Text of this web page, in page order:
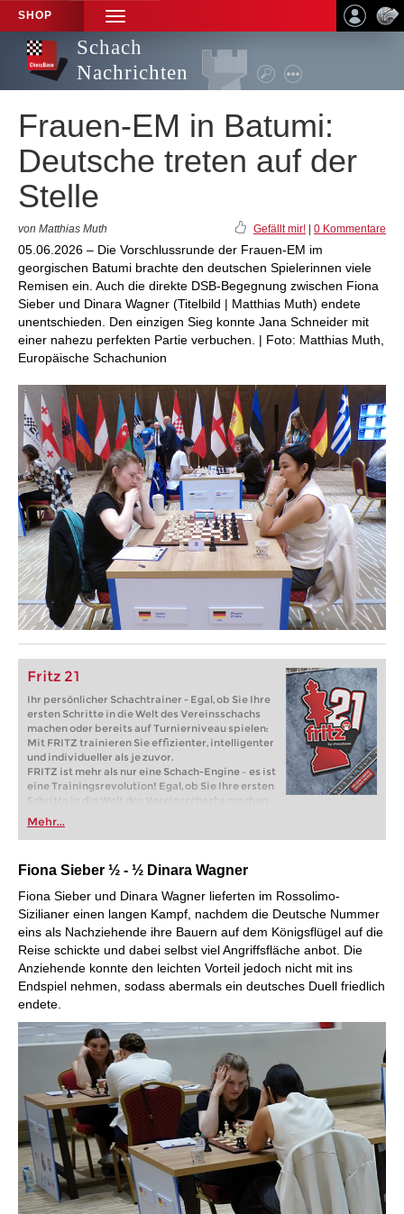
SHOP
TOGGLE
NAVIGATION
Schach
Nachrichten
Frauen-EM in Batumi:
Deutsche treten auf der
Stelle
von Matthias Muth Gefällt mir! 0 Kommentare
05.06.2026 – Die Vorschlussrunde der Frauen-EM im
georgischen Batumi brachte den deutschen Spielerinnen viele
Remisen ein. Auch die direkte DSB-Begegnung zwischen Fiona
Sieber und Dinara Wagner (Titelbild | Matthias Muth) endete
unentschieden. Den einzigen Sieg konnte Jana Schneider mit
einer nahezu perfekten Partie verbuchen. | Foto: Matthias Muth,
Europäische Schachunion
Fritz 21
Ihr persönlicher Schachtrainer - Egal, ob Sie Ihre
ersten Schritte in die Welt des Vereinsschachs
machen oder bereits auf Turnierniveau spielen:
Mit FRITZ trainieren Sie effizienter, intelligenter
und individueller als je zuvor.
FRITZ ist mehr als nur eine Schach-Engine – es ist
eine Trainingsrevolution! Egal, ob Sie Ihre ersten
Schritte in die Welt des Vereinsschachs machen
oder bereits auf Turnierniveau spielen: Mit
FRITZ trainieren Sie effizienter, intelligenter und
individueller als je zuvor.
Mehr...
Fiona Sieber ½ - ½ Dinara Wagner
Fiona Sieber und Dinara Wagner lieferten im Rossolimo-
Sizilianer einen langen Kampf, nachdem die Deutsche Nummer
eins als Nachziehende ihre Bauern auf dem Königsflügel auf die
Reise schickte und dabei selbst viel Angriffsfläche anbot. Die
Anziehende konnte den leichten Vorteil jedoch nicht mit ins
Endspiel nehmen, sodass abermals ein deutsches Duell friedlich
endete.